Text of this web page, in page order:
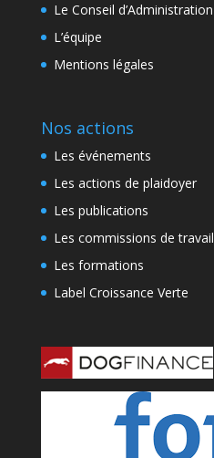
Le Conseil d’Administration
L’équipe
Mentions légales
Nos actions
Les événements
Les actions de plaidoyer
Les publications
Les commissions de travail
Les formations
Label Croissance Verte